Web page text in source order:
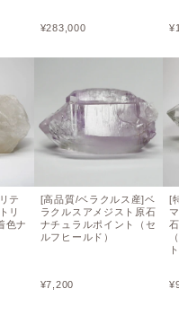
テ
リ
色ナ
¥283,000
[高品質/ベラクルス産]ベ
ラクルスアメジスト原石
ナチュラルポイント（セ
ルフヒールド）
¥7,200
¥
[
¥